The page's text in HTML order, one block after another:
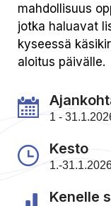
mahdollisuus
jotka haluavat
kyseessä
aloitus päivälle.
1 -
Kesto
1.-
Kenelle